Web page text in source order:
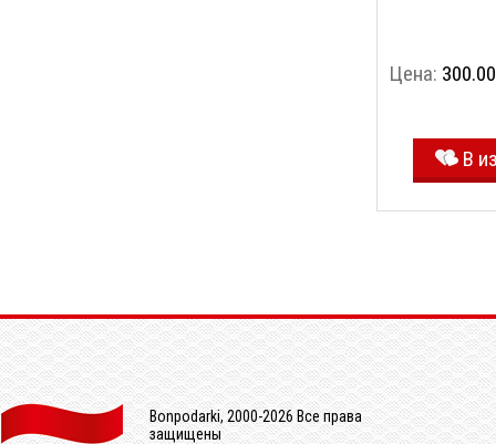
Цена:
В
Bonpodarki, 2000-2026 Все права
защищены